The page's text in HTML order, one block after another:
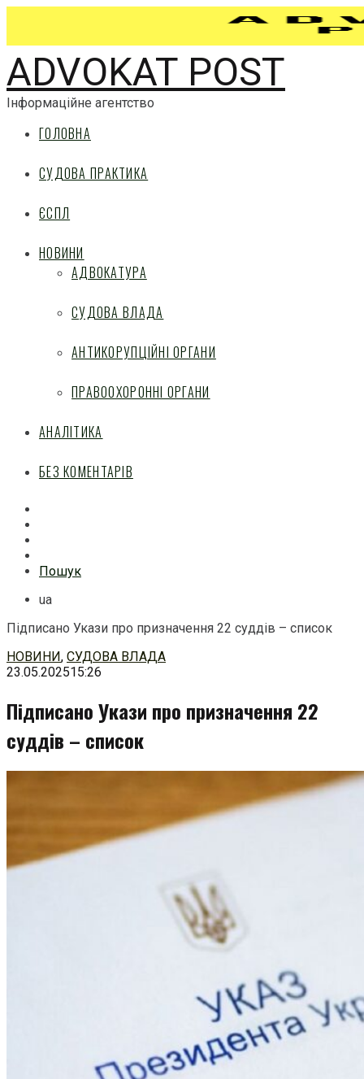
ADVOKAT POST
Інформаційне агентство
ГОЛОВНА
СУДОВА ПРАКТИКА
ЄСПЛ
НОВИНИ
АДВОКАТУРА
СУДОВА ВЛАДА
АНТИКОРУПЦІЙНІ ОРГАНИ
ПРАВООХОРОННІ ОРГАНИ
АНАЛІТИКА
БЕЗ КОМЕНТАРІВ
Пошук
ua
Підписано Укази про призначення 22 суддів – список
Перейти
до
НОВИНИ, СУДОВА ВЛАДА
23.05.202515:26
Підписано Укази про призначення 22
суддів – список